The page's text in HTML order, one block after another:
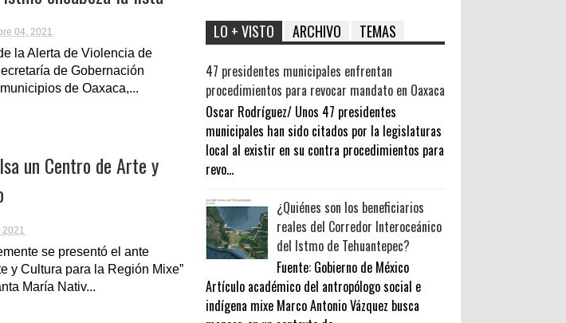
04, 2021
la Alerta de Violencia de
de Gobernación
de Oaxaca,...
un Centro de Arte y
2021
se presentó el ante
y Cultura para la Región Mixe”
María Nativ...
LO + VISTO ARCHIVO TEMAS
47 presidentes municipales enfrentan
procedimientos para revocar mandato en Oaxaca
Oscar Rodríguez/ Unos 47 presidentes
municipales han sido citados por la legislaturas
local al existir en su contra procedimientos para
revo...
¿Quiénes son los beneficiarios
reales del Corredor Interoceánico
del Istmo de Tehuantepec?
Fuente: Gobierno de México
Artículo académico del antropólogo social e
indígena mixe Marco Antonio Vázquez busca